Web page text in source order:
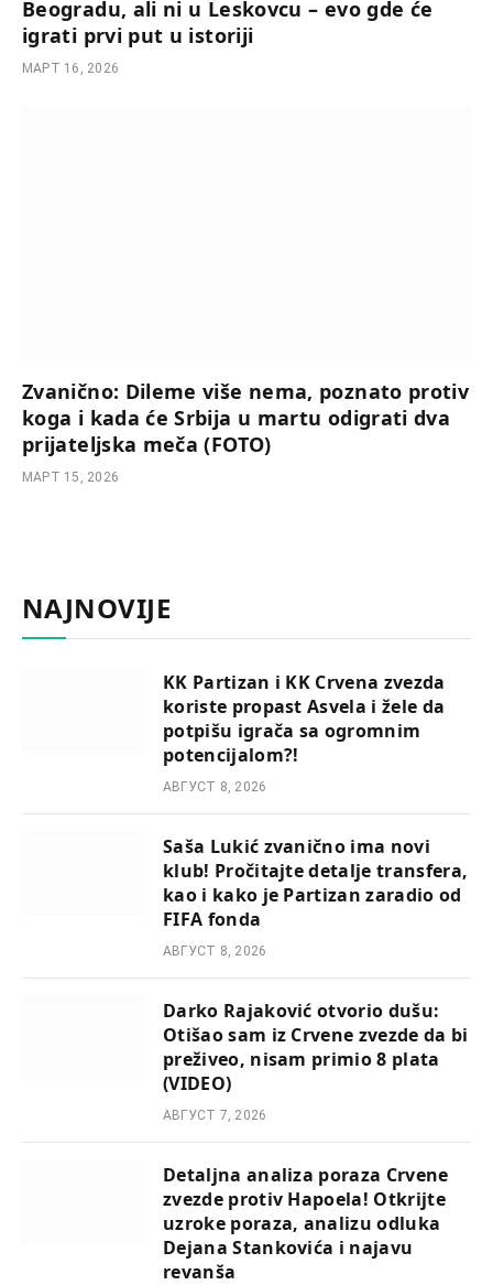
Beogradu, ali ni u Leskovcu – evo gde će
igrati prvi put u istoriji
МАРТ 16, 2026
Zvanično: Dileme više nema, poznato protiv
koga i kada će Srbija u martu odigrati dva
prijateljska meča (FOTO)
МАРТ 15, 2026
NAJNOVIJE
KK Partizan i KK Crvena zvezda
koriste propast Asvela i žele da
potpišu igrača sa ogromnim
potencijalom?!
АВГУСТ 8, 2026
Saša Lukić zvanično ima novi
klub! Pročitajte detalje transfera,
kao i kako je Partizan zaradio od
FIFA fonda
АВГУСТ 8, 2026
Darko Rajaković otvorio dušu:
Otišao sam iz Crvene zvezde da bi
preživeo, nisam primio 8 plata
(VIDEO)
АВГУСТ 7, 2026
Detaljna analiza poraza Crvene
zvezde protiv Hapoela! Otkrijte
uzroke poraza, analizu odluka
Dejana Stankovića i najavu
revanša